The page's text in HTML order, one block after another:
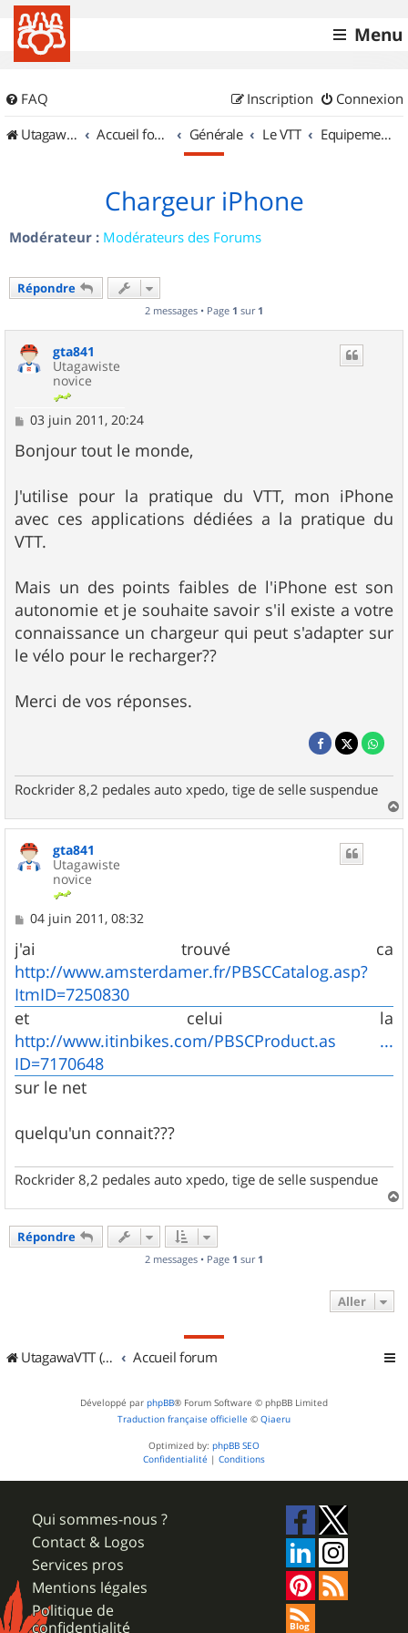
Menu
FAQ Connexion
Inscription
UtagawaVTT (Randos VTT et VTTAE avec traces GPS)
Accueil forum Générale Le VTT Equipements et Accessoires
Chargeur iPhone
Modérateur : Modérateurs des Forums
Répondre
2 messages • Page 1 sur 1
gta841
Utagawiste
novice
M
s
s
g
e
03 juin 2011, 20:24
Bonjour tout le monde,
J'utilise pour la pratique du VTT, mon iPhone
avec ces applications dédiées a la pratique du
VTT.
Mais un des points faibles de l'iPhone est son
autonomie et je souhaite savoir s'il existe a votre
connaissance un chargeur qui peut s'adapter sur
le vélo pour le recharger??
Merci de vos réponses.
Rockrider 8,2 pedales auto xpedo, tige de selle suspendue
a
u
gta841
Utagawiste
novice
M
s
s
a
g
e
04 juin 2011, 08:32
j'ai trouvé ca
http://www.amsterdamer.fr/PBSCCatalog.asp?
ItmID=7250830
et celui la
http://www.itinbikes.com/PBSCProduct.as ...
ID=7170648
sur le net
quelqu'un connait???
Rockrider 8,2 pedales auto xpedo, tige de selle suspendue
a
Répondre
2 messages • Page 1 sur 1
Aller
UtagawaVTT (Randos VTT et VTTAE avec traces GPS) Accueil forum
Développé par phpBB® Forum Software © phpBB Limited
Traduction française officielle © Qiaeru
Optimized by: phpBB SEO
Confidentialité | Conditions
Qui sommes-nous ?
Contact & Logos
Services pros
Mentions légales
Politique de
confidentialité